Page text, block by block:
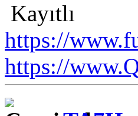
Kayıtlı
https://
https://